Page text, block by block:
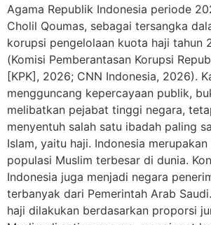
Agama Republik Indonesia periode
Cholil Qoumas, sebagai tersangka
korupsi pengelolaan kuota haji tahun
(Komisi Pemberantasan Korupsi
[KPK], 2026; CNN Indonesia, 2026).
mengguncang kepercayaan publik,
melibatkan pejabat tinggi negara,
menyentuh salah satu ibadah paling
Islam, yaitu haji. Indonesia
populasi Muslim terbesar di dunia.
Indonesia juga menjadi negara
terbanyak dari Pemerintah Arab
haji dilakukan berdasarkan proporsi